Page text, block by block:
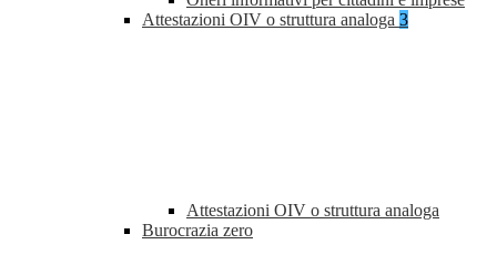
Attestazioni OIV o struttura analoga 3
Attestazioni OIV o struttura analoga
Burocrazia zero